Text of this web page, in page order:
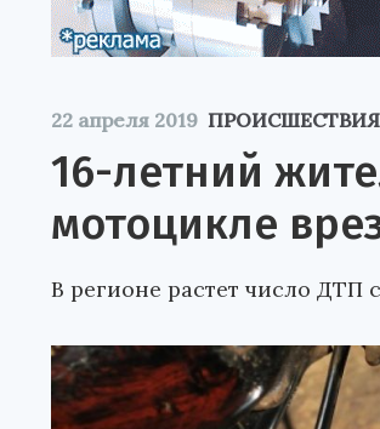
22 апреля 2019 ПРОИСШЕСТВИЯ
16-летний
мотоцикле
В регионе растет число ДТП